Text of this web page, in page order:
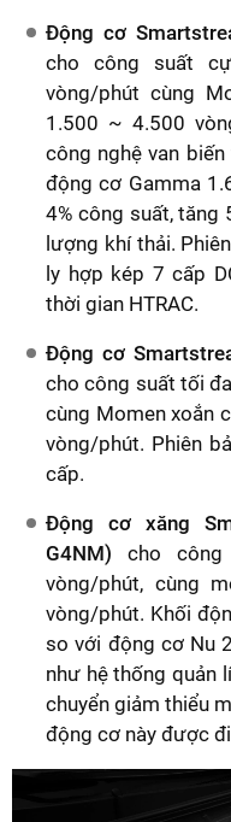
Động cơ
cho công suất
vòng/phút cùng
1.500 ~ 4.500
công nghệ van
động cơ Gamma
4% công suất, tăng
lượng khí thải.
ly hợp kép 7 cấp
thời gian HTRAC.
Động cơ
cho công suất tối
cùng Momen xoắn
vòng/phút. Phiên
cấp.
Động cơ xăng
G4NM) cho
vòng/phút, cùng
vòng/phút. Khối
so với động cơ Nu
như hệ thống quản
chuyển giảm thiểu
động cơ này được